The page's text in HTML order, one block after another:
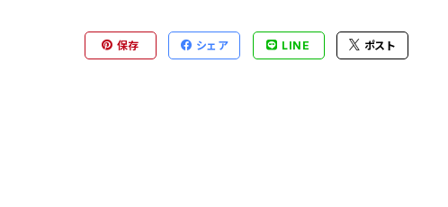
保存 シェア LINE ポスト